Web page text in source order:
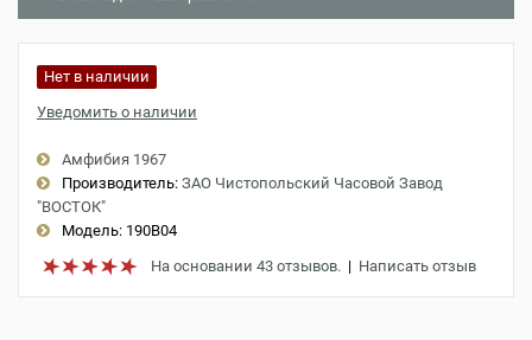
Нет в наличии
Уведомить о наличии
Амфибия 1967
Производитель: ЗАО Чистопольский Часовой Завод
"ВОСТОК"
Модель: 190B04
На основании 43 отзывов. | Написать отзыв